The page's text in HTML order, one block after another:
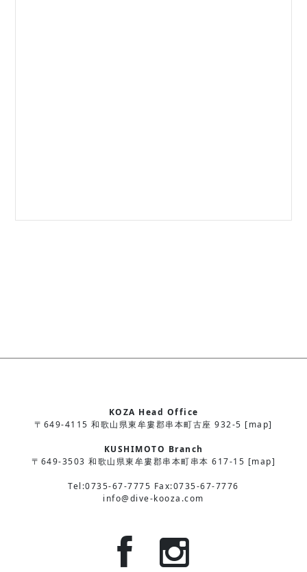
KOZA Head Office
〒649-4115 和歌山県東牟婁郡串本町古座 932-5 [map]
KUSHIMOTO Branch
〒649-3503 和歌山県東牟婁郡串本町串本 617-15 [map]
Tel:0735-67-7775 Fax:0735-67-7776
info@dive-kooza.com